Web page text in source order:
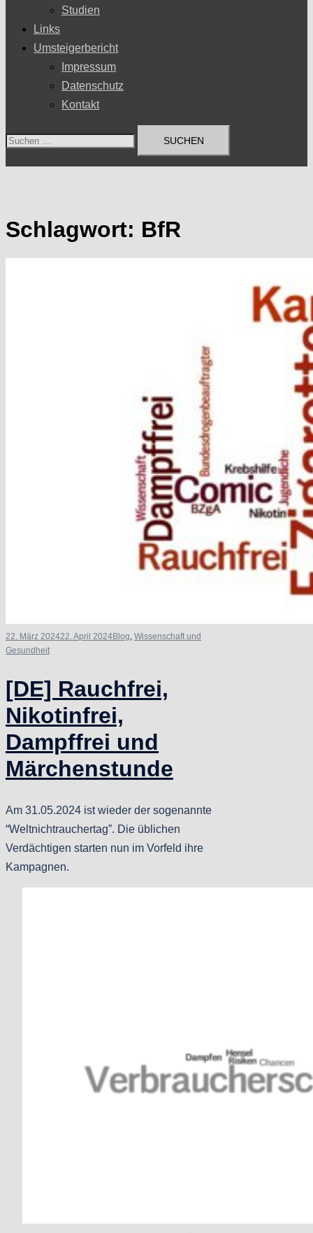
Studien
Links
Umsteigerbericht
Impressum
Datenschutz
Kontakt
Suchen
Schlagwort: BfR
22. März 202422. April 2024Blog, Wissenschaft und
Gesundheit
[DE] Rauchfrei,
Nikotinfrei,
Dampffrei und
Märchenstunde
Am 31.05.2024 ist wieder der sogenannte
“Weltnichtrauchertag”. Die üblichen
Verdächtigen starten nun im Vorfeld ihre
Kampagnen.